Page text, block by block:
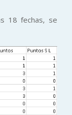
18 fechas, se